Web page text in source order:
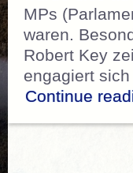
MPs
waren.
Robert Key
engagiert
Continue